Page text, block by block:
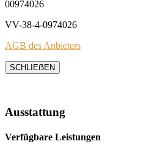
00974026
VV-38-4-0974026
AGB des Anbieters
SCHLIEẞEN
Ausstattung
Verfügbare Leistungen